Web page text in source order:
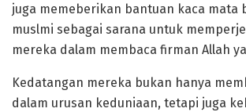
juga memeberikan bantuan kaca mata
muslmi sebagai sarana untuk
mereka dalam membaca firman Allah
Kedatangan mereka bukan hanya
dalam urusan keduniaan, tetapi juga